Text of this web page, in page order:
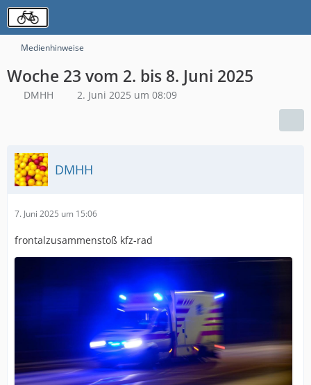
Medienhinweise
Woche 23 vom 2. bis 8. Juni 2025
DMHH 2. Juni 2025 um 08:09
DMHH
7. Juni 2025 um 15:06
frontalzusammenstoß kfz-rad